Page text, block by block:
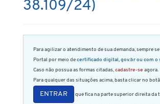
38.109/24)
Para agilizar o atendimento de sua demanda, sempre
Portal por meio decertificado digital, gov.br ou com o
Caso não possua as formas citadas,cadastre-se agora.
Para qualquer das situações acima, basta clicar no
ENTRAR que fica na parte superior direita da